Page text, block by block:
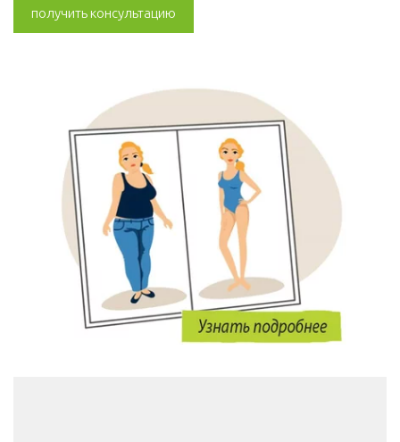
получить консультацию